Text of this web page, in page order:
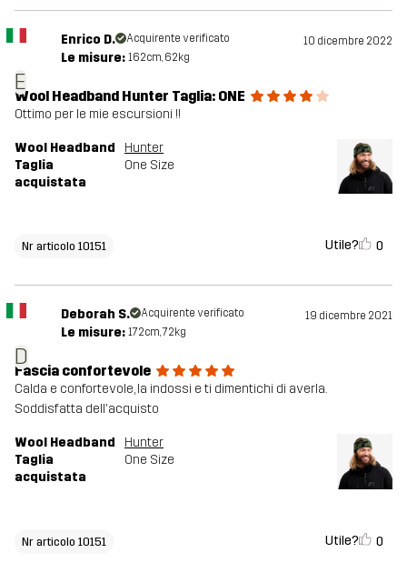
E
Enrico D. Acquirente verificato 10 dicembre 2022
Le misure: 162cm, 62kg
Wool Headband Hunter Taglia: ONE
Ottimo per le mie escursioni !!
Wool Headband
Hunter
Taglia
acquistata
One Size
Nr articolo 10151 Utile? 0
D
Deborah S. Acquirente verificato 19 dicembre 2021
Le misure: 172cm, 72kg
Fascia confortevole
Calda e confortevole, la indossi e ti dimentichi di averla.
Soddisfatta dell'acquisto
Wool Headband
Hunter
Taglia
acquistata
One Size
Nr articolo 10151 Utile? 0